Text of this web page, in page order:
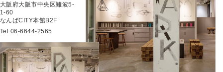
大阪府大阪市中央区難波5-
1-60
なんばCITY本館B2F
Tel.06-6644-2565